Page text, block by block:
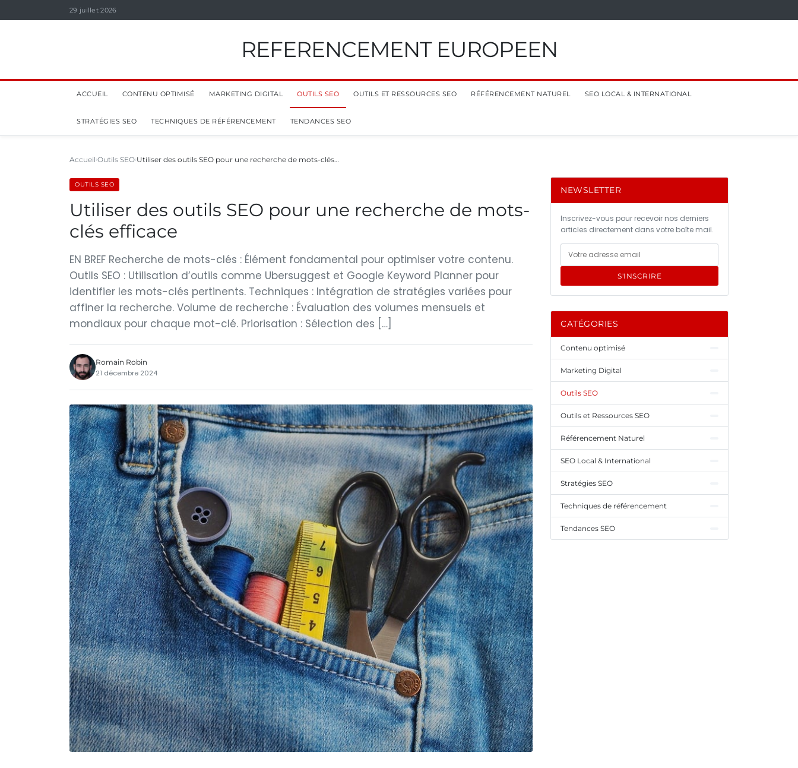
29 juillet 2026
REFERENCEMENT EUROPEEN
ACCUEIL CONTENU OPTIMISÉ MARKETING DIGITAL OUTILS SEO OUTILS ET RESSOURCES SEO RÉFÉRENCEMENT NATUREL SEO LOCAL & INTERNATIONAL
STRATÉGIES SEO TECHNIQUES DE RÉFÉRENCEMENT TENDANCES SEO
Accueil Outils SEO Utiliser des outils SEO pour une recherche de mots-clés…
OUTILS SEO
Utiliser des outils SEO pour une recherche de mots-
clés efficace
EN BREF Recherche de mots-clés : Élément fondamental pour optimiser votre contenu.
Outils SEO : Utilisation d’outils comme Ubersuggest et Google Keyword Planner pour
identifier les mots-clés pertinents. Techniques : Intégration de stratégies variées pour
affiner la recherche. Volume de recherche : Évaluation des volumes mensuels et
mondiaux pour chaque mot-clé. Priorisation : Sélection des […]
Romain Robin
21 décembre 2024
NEWSLETTER
Inscrivez-vous pour recevoir nos derniers
articles directement dans votre boîte mail.
S'INSCRIRE
CATÉGORIES
Contenu optimisé
Marketing Digital
Outils SEO
Outils et Ressources SEO
Référencement Naturel
SEO Local & International
Stratégies SEO
Techniques de référencement
Tendances SEO